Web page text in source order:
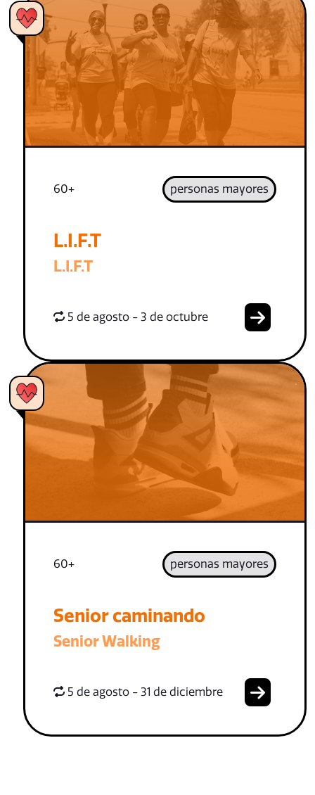
60+ personas mayores
L.I.F.T
L.I.F.T
5 de agosto - 3 de octubre
60+ personas mayores
Senior caminando
Senior Walking
5 de agosto - 31 de diciembre